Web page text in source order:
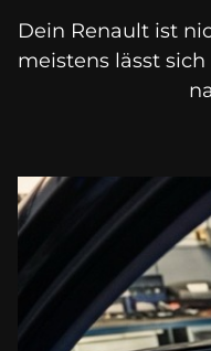
Dein Renault ist
meistens lässt